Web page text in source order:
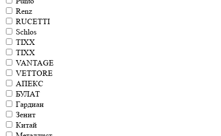
Renz
RUCETTI
Schlos
TIXX
TIХХ
VANTAGE
VETTORE
АПЕКС
БУЛАТ
Гардиан
Зенит
Китай